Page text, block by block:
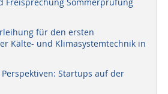
für den ersten
Kälte- und Klimasystemtechnik in
Startups auf der